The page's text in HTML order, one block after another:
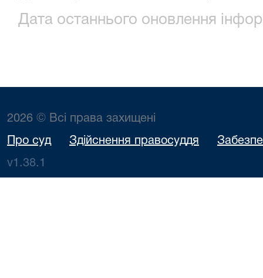
Дата останнього оновлення
2026 © Всі права захищені
Про суд Здійснення правосуддя
v1.38.1